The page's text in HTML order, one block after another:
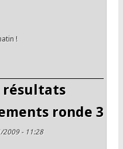
!
: résultats ronde 3 et
résultats
ronde 3
- 11:28